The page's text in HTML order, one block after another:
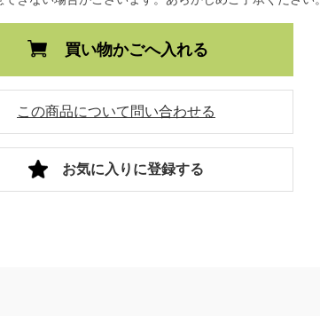
買い物かごへ入れる
この商品について問い合わせる
お気に入りに登録する